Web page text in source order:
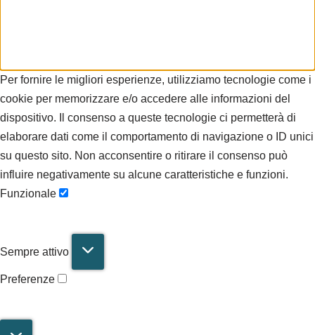
Per fornire le migliori esperienze, utilizziamo tecnologie come i
cookie per memorizzare e/o accedere alle informazioni del
dispositivo. Il consenso a queste tecnologie ci permetterà di
elaborare dati come il comportamento di navigazione o ID unici
su questo sito. Non acconsentire o ritirare il consenso può
influire negativamente su alcune caratteristiche e funzioni.
Funzionale
Sempre attivo
Preferenze